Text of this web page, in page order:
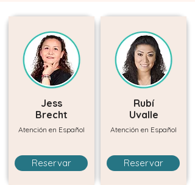
Jess
Brecht
Atención en Español
Reservar
Rubí
Uvalle
Atención en Español
Reservar